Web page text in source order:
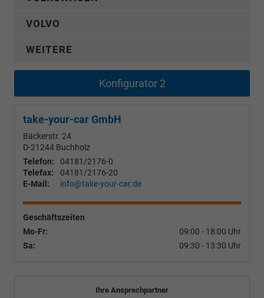
VOLVO
WEITERE
Konfigurator 2
take-your-car GmbH
Bäckerstr. 24
D-21244 Buchholz
Telefon:
04181/2176-0
Telefax:
04181/2176-20
E-Mail:
info@take-your-car.de
Geschäftszeiten
Mo-Fr:
09:00 - 18:00 Uhr
Sa:
09:30 - 13:30 Uhr
Ihre Ansprechpartner